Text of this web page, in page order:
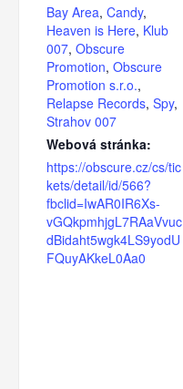
Bay Area, Candy,
Heaven is Here, Klub
007, Obscure
Promotion, Obscure
Promotion s.r.o.,
Relapse Records, Spy,
Strahov 007
Webová stránka:
https://obscure.cz/cs/tic
kets/detail/id/566?
fbclid=IwAR0IR6Xs-
vGQkpmhjgL7RAaVvuc
dBidaht5wgk4LS9yodU
FQuyAKkeL0Aa0